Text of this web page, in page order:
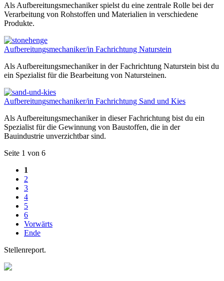
Als Aufbereitungsmechaniker spielst du eine zentrale Rolle bei der
Verarbeitung von Rohstoffen und Materialien in verschiedene
Produkte.
Aufbereitungsmechaniker/in Fachrichtung Naturstein
Als Aufbereitungsmechaniker in der Fachrichtung Naturstein bist du
ein Spezialist für die Bearbeitung von Natursteinen.
Aufbereitungsmechaniker/in Fachrichtung Sand und Kies
Als Aufbereitungsmechaniker in dieser Fachrichtung bist du ein
Spezialist für die Gewinnung von Baustoffen, die in der
Bauindustrie unverzichtbar sind.
Seite 1 von 6
1
2
3
4
5
6
Vorwärts
Ende
Stellenreport.